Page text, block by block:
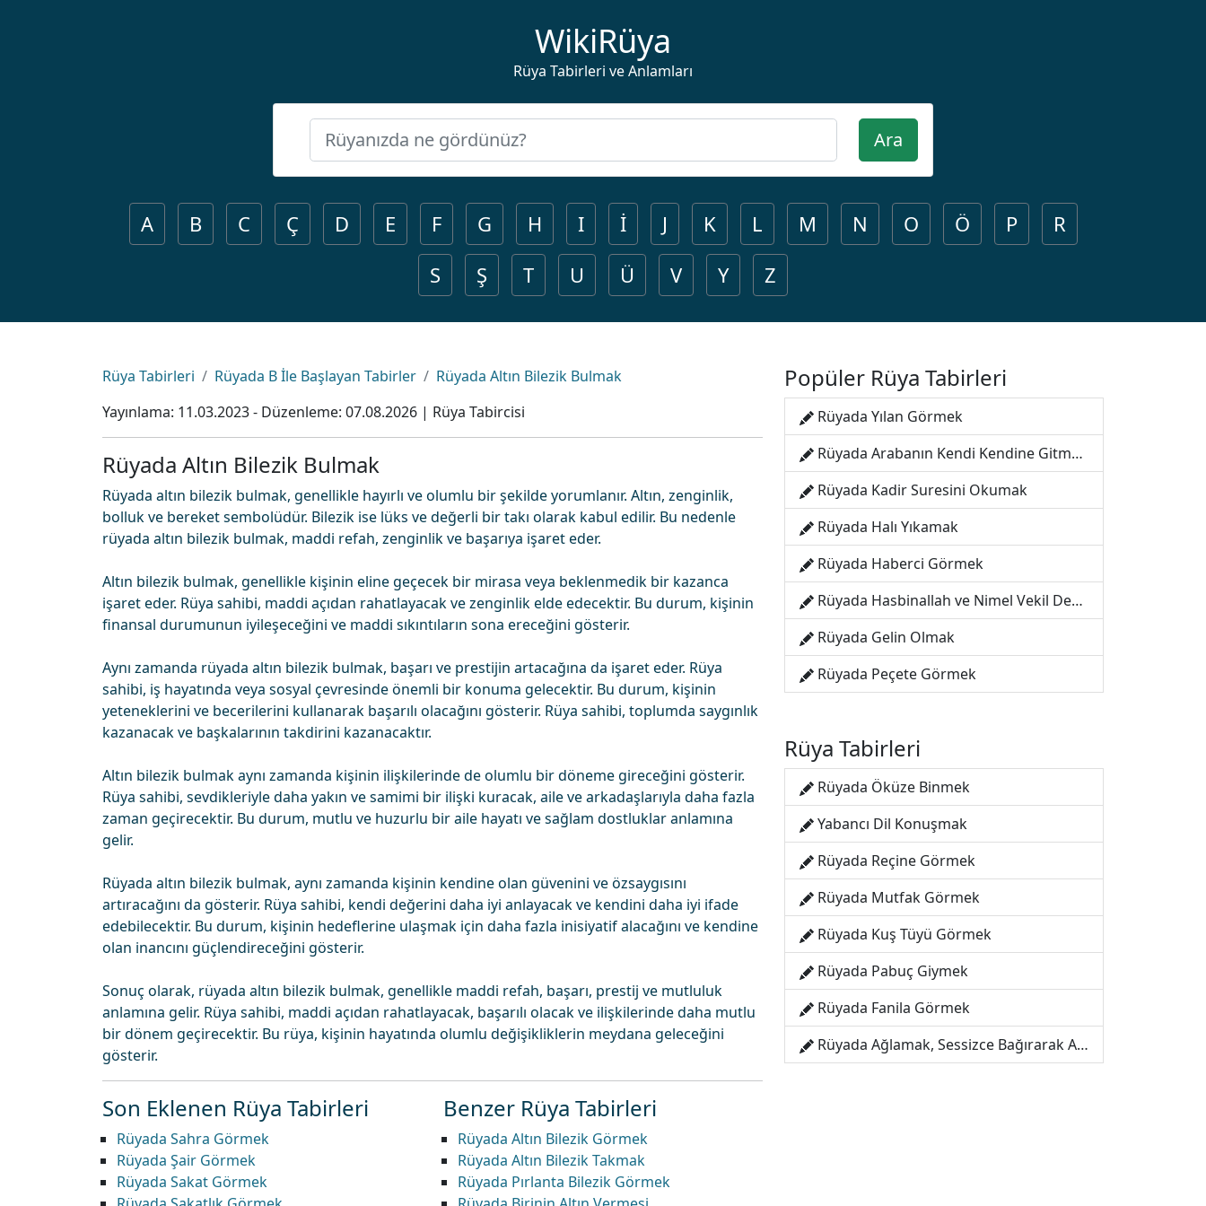
WikiRüya
Rüya Tabirleri ve Anlamları
Ara
A B C Ç D E F G H I İ J K L M N O Ö P
R
S
Ş T U Ü V Y Z
Rüya Tabirleri Rüyada B İle Başlayan Tabirler
Rüyada Altın Bilezik Bulmak
Yayınlama: 11.03.2023- Düzenleme: 07.08.2026 | Rüya Tabircisi
Rüyada Altın Bilezik Bulmak
Rüyada altın bilezik bulmak, genellikle hayırlı ve olumlu bir şekilde yorumlanır. Altın, zenginlik,
bolluk ve bereket sembolüdür. Bilezik ise lüks ve değerli bir takı olarak kabul edilir. Bu nedenle
rüyada altın bilezik bulmak, maddi refah, zenginlik ve başarıya işaret eder.
Altın bilezik bulmak, genellikle kişinin eline geçecek bir mirasa veya beklenmedik bir kazanca
işaret eder. Rüya sahibi, maddi açıdan rahatlayacak ve zenginlik elde edecektir. Bu durum, kişinin
finansal durumunun iyileşeceğini ve maddi sıkıntıların sona ereceğini gösterir.
Aynı zamanda rüyada altın bilezik bulmak, başarı ve prestijin artacağına da işaret eder. Rüya
sahibi, iş hayatında veya sosyal çevresinde önemli bir konuma gelecektir. Bu durum, kişinin
yeteneklerini ve becerilerini kullanarak başarılı olacağını gösterir. Rüya sahibi, toplumda saygınlık
kazanacak ve başkalarının takdirini kazanacaktır.
Altın bilezik bulmak aynı zamanda kişinin ilişkilerinde de olumlu bir döneme gireceğini gösterir.
Rüya sahibi, sevdikleriyle daha yakın ve samimi bir ilişki kuracak, aile ve arkadaşlarıyla daha fazla
zaman geçirecektir. Bu durum, mutlu ve huzurlu bir aile hayatı ve sağlam dostluklar anlamına
gelir.
Rüyada altın bilezik bulmak, aynı zamanda kişinin kendine olan güvenini ve özsaygısını
artıracağını da gösterir. Rüya sahibi, kendi değerini daha iyi anlayacak ve kendini daha iyi ifade
edebilecektir. Bu durum, kişinin hedeflerine ulaşmak için daha fazla inisiyatif alacağını ve kendine
olan inancını güçlendireceğini gösterir.
Sonuç olarak, rüyada altın bilezik bulmak, genellikle maddi refah, başarı, prestij ve mutluluk
anlamına gelir. Rüya sahibi, maddi açıdan rahatlayacak, başarılı olacak ve ilişkilerinde daha mutlu
bir dönem geçirecektir. Bu rüya, kişinin hayatında olumlu değişikliklerin meydana geleceğini
gösterir.
Son Eklenen Rüya Tabirleri
Rüyada Sahra Görmek
Rüyada Şair Görmek
Rüyada Sakat Görmek
Benzer Rüya Tabirleri
Rüyada Altın Bilezik Görmek
Rüyada Altın Bilezik Takmak
Rüyada Pırlanta Bilezik Görmek
Popüler Rüya Tabirleri
Rüyada Yılan Görmek
Rüyada Arabanın Kendi Kendine Gitmesi
Rüyada Kadir Suresini Okumak
Rüyada Halı Yıkamak
Rüyada Haberci Görmek
Rüyada Hasbinallah ve Nimel Vekil Demek
Rüyada Gelin Olmak
Rüyada Peçete Görmek
Rüya Tabirleri
Rüyada Öküze Binmek
Yabancı Dil Konuşmak
Rüyada Reçine Görmek
Rüyada Mutfak Görmek
Rüyada Kuş Tüyü Görmek
Rüyada Pabuç Giymek
Rüyada Fanila Görmek
Rüyada Ağlamak, Sessizce Bağırarak Ağlamak Görmek